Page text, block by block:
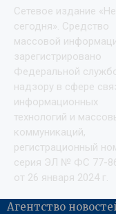
Сетевое издание
сегодня». Средство
массовой
зарегистрировано
Федеральной
надзору в сфере
информационных
технологий и
коммуникаций,
регистрационный
серия ЭЛ № ФС 77-
от 26 января 2024 г.
Агентство